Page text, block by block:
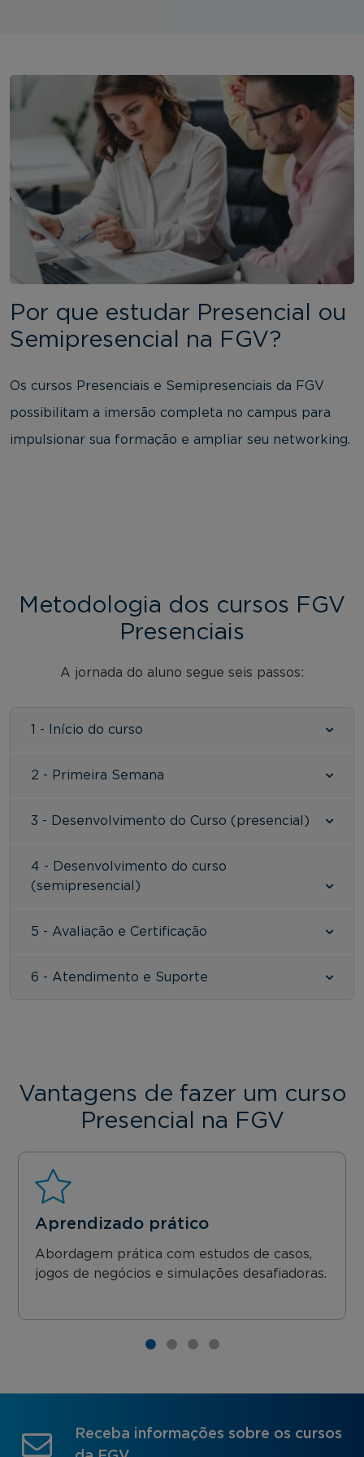
Por que estudar Presencial ou
Semipresencial na FGV?
Os cursos Presenciais e Semipresenciais da FGV
possibilitam a imersão completa no campus para
impulsionar sua formação e ampliar seu networking.
Metodologia dos cursos FGV
Presenciais
A jornada do aluno segue seis passos:
1 - Início do curso
2 - Primeira Semana
3 - Desenvolvimento do Curso (presencial)
4 - Desenvolvimento do curso
(semipresencial)
5 - Avaliação e Certificação
6 - Atendimento e Suporte
Vantagens de fazer um curso
Presencial na FGV
Aprendizado prático
Abordagem prática com estudos de casos,
jogos de negócios e simulações desafiadoras.
Receba informações sobre os cursos